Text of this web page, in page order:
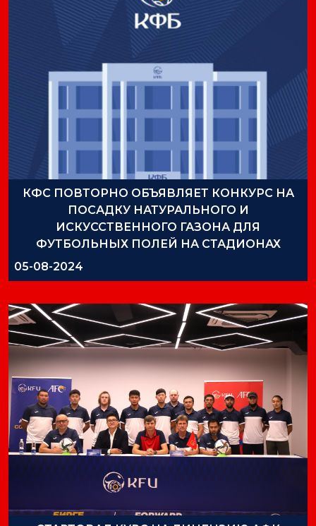
КФС ПОВТОРНО ОБЪЯВЛЯЕТ КОНКУРС НА
ПОСАДКУ НАТУРАЛЬНОГО И
ИСКУССТВЕННОГО ГАЗОНА ДЛЯ
ФУТБОЛЬНЫХ ПОЛЕЙ НА СТАДИОНАХ
КЫРГЫЗСКОЙ РЕСПУБЛИКИ
05-08-2024